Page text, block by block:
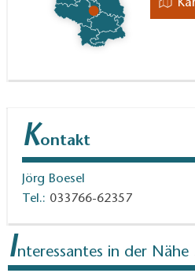
Angelkartenverkauf :
Fischerei Rangsdorf-
Märkischer Anglerhof,
Straße 1A, Tel. 033763-
Kontakt
Jörg Boesel
Tel.: 033766-62357
Interessantes in der Nähe